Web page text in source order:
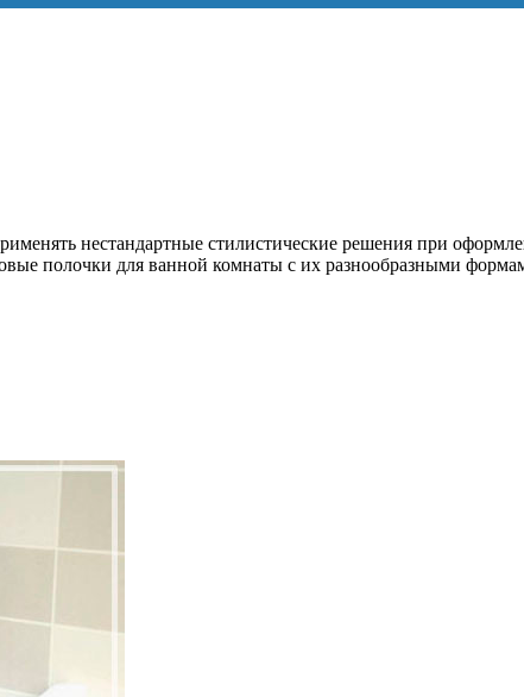
нестандартные стилистические решения при
полочки для ванной комнаты с их разнообразными